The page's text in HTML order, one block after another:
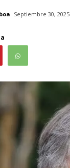
Septiembre 30, 2025